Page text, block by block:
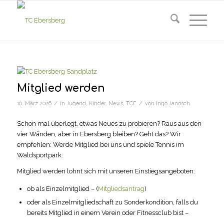
Mitglied werden
10. März 2026 / in Jugend Kinder, News, TCE / von Ingo Janosch
Schon mal überlegt, etwas Neues zu probieren? Raus aus den
vier Wänden, aber in Ebersberg bleiben? Geht das? Wir
empfehlen: Werde Mitglied bei uns und spiele Tennis im
Waldsportpark.
Mitglied werden lohnt sich mit unseren Einstiegsangeboten:
ob als Einzelmitglied – (Mitgliedsantrag)
oder als Einzelmitgliedschaft zu Sonderkondition, falls du
bereits Mitglied in einem Verein oder Fitnessclub bist –